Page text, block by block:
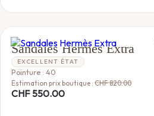
HERMÈS
Sandales Hermès Extra
EXCELLENT ÉTAT
Pointure : 40
Estimation prix boutique : CHF820.00
CHF550.00